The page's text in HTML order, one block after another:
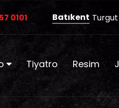
0101 Batıkent Turgut
Tiyatro Resim